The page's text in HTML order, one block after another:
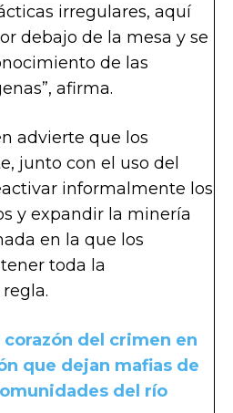
irregulares, aquí
debajo de la mesa y se
de las
afirma.
advierte que los
junto con el uso del
informalmente los
y expandir la minería
en la que los
toda la
corazón del crimen en
que dejan mafias de
del río